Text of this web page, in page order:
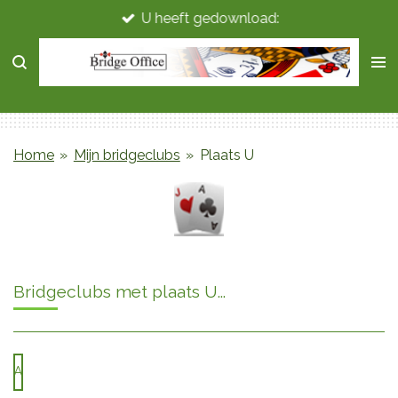
direct
naar
hoofdinhoud
U heeft gedownload:
Home » Mijn bridgeclubs » Plaats U
Bridgeclubs met plaats U...
A